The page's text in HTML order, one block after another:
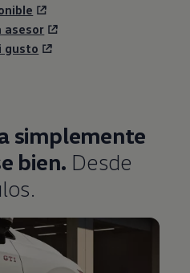
asesor
gusto
simplemente
bien. Desde